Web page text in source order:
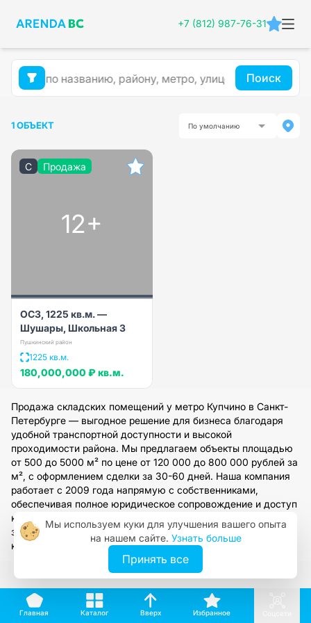
+7 (812) 987-76-31
Поиск
1 ОБЪЕКТ По умолчанию
C Продажа
12+
ОСЗ, 1225 кв.м. —
Шушары, Школьная 3
Пушкинский район
1225 кв.м.
180,000,000 ₽ кв.м.
Продажа складских помещений у метро Купчино в Санкт-
Петербурге — выгодное решение для бизнеса благодаря
удобной транспортной доступности и высокой
проходимости района. Мы предлагаем объекты площадью
от 500 до 5000 м² по цене от 120 000 до 800 000 рублей за
м², с оформлением сделки за 30-60 дней. Наша компания
работает с 2009 года напрямую с собственниками,
обеспечивая полное юридическое сопровождение и доступ
к огромной базе коммерческой недвижимости. Оставьте
заявку на сайте, чтобы получить персональный подбор и
консультацию эксперта по рынку СПб.
Главная Каталог Вверх Избранное
Мы используем куки для улучшения вашего опыта
на нашем сайте. Узнать больше
Принять все